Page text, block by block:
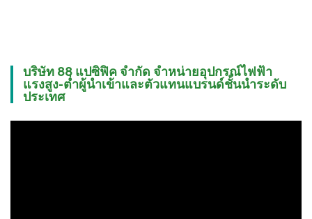
บริษัท 88 แปซิฟิค จำกัด จำหน่ายอุปกรณ์ไฟฟ้า
แรงสูง-ต่ำผู้นำเข้าและตัวแทนแบรนด์ชั้นนำระดับ
ประเทศ